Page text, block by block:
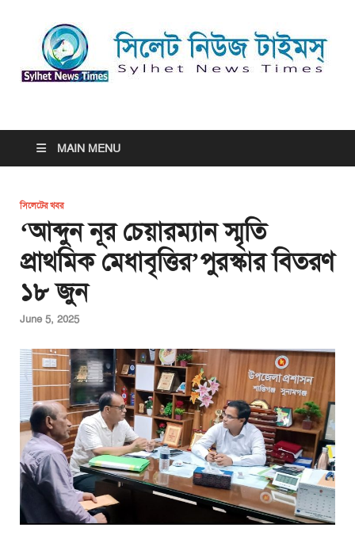
সিলেট নিউজ টাইমস্ | Sylhet
News Times
MAIN MENU
সিলেটের খবর
‘আব্দুন নূর চেয়ারম্যান স্মৃতি
প্রাথমিক মেধাবৃত্তির’পুরস্কার বিতরণ
১৮ জুন
June 5, 2025